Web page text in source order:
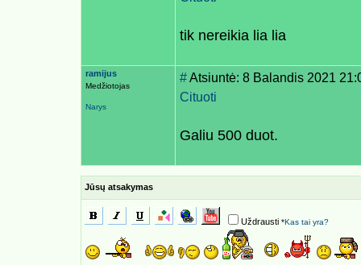
tik nereikia lia lia
ramijus
Medžiotojas
Narys
#Atsiuntė: 8 Balandis 2021
Cituoti
Galiu 500 duot.
Jūsų atsakymas
Uždrausti *Kas tai yra?